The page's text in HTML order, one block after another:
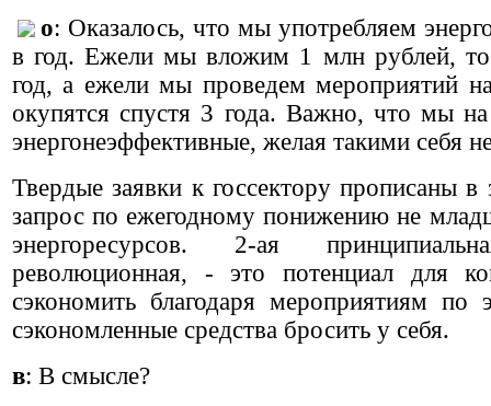
о: Оказалось, что мы употребляем
в год. Ежели мы вложим 1 млн рублей, то
год, а ежели мы проведем мероприятий
окупятся спустя 3 года. Важно, что мы
энергонеэффективные, желая такими себя
Твердые заявки к госсектору прописаны в
запрос по ежегодному понижению не
энергоресурсов. 2-ая
революционная, - это потенциал для
сэкономить благодаря мероприятиям по
сэкономленные средства бросить у себя.
в: В смысле?